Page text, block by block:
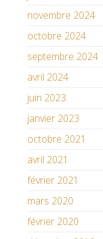
novembre 2024
octobre 2024
septembre 2024
avril 2024
juin 2023
janvier 2023
octobre 2021
avril 2021
février 2021
mars 2020
février 2020